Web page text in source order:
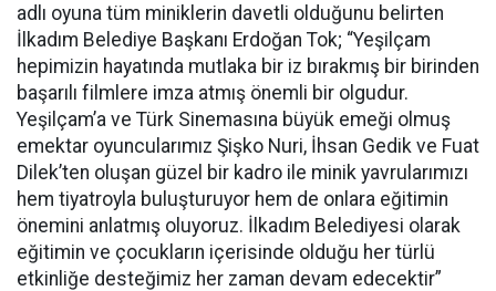
adlı oyuna tüm miniklerin davetli olduğunu belirten
İlkadım Belediye Başkanı Erdoğan Tok; “Yeşilçam
hepimizin hayatında mutlaka bir iz bırakmış bir birinden
başarılı filmlere imza atmış önemli bir olgudur.
Yeşilçam’a ve Türk Sinemasına büyük emeği olmuş
emektar oyuncularımız Şişko Nuri, İhsan Gedik ve Fuat
Dilek’ten oluşan güzel bir kadro ile minik yavrularımızı
hem tiyatroyla buluşturuyor hem de onlara eğitimin
önemini anlatmış oluyoruz. İlkadım Belediyesi olarak
eğitimin ve çocukların içerisinde olduğu her türlü
etkinliğe desteğimiz her zaman devam edecektir”